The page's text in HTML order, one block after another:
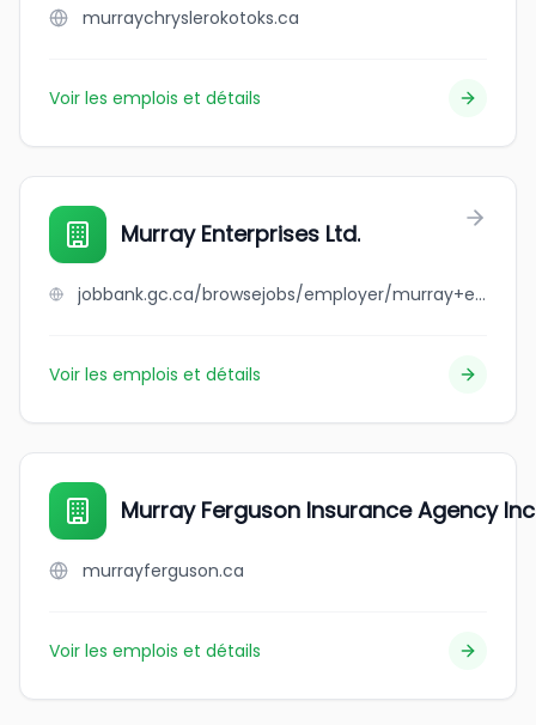
murraychryslerokotoks.ca
Voir les emplois et détails
Murray Enterprises Ltd.
jobbank.gc.ca/browsejobs/employer/murray+enterprises+ltd./ca
Voir les emplois et détails
Murray Ferguson Insurance Agency
murrayferguson.ca
Voir les emplois et détails